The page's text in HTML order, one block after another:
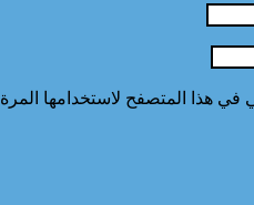
في هذا المتصفح لاستخدامها